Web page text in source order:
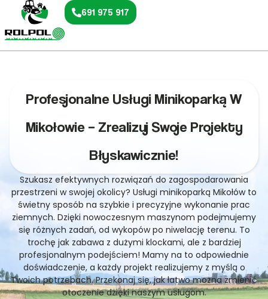
691 975 917
Profesjonalne Usługi Minikoparką W
Mikołowie – Zrealizuj Swoje Projekty
Błyskawicznie!
Szukasz efektywnych rozwiązań do zagospodarowania
przestrzeni w swojej okolicy? Usługi minikoparką Mikołów to
świetny sposób na szybkie i precyzyjne wykonanie prac
ziemnych. Dzięki nowoczesnym maszynom podejmujemy
się różnych zadań, od wykopów po niwelację terenu. To
trochę jak zabawa z dużymi klockami, ale z bardziej
profesjonalnym podejściem! Mamy na to odpowiednie
doświadczenie, a każdy projekt realizujemy z myślą o
Twoich potrzebach. Przekonaj się, jak łatwo można zmienić
otoczenie dzięki naszym usługom.